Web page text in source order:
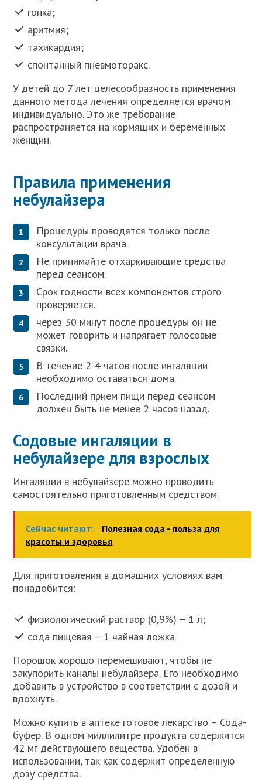
гонка;
аритмия;
тахикардия;
спонтанный пневмоторакс.
У детей до 7 лет целесообразность применения
данного метода лечения определяется врачом
индивидуально. Это же требование
распространяется на кормящих и беременных
женщин.
Правила применения
небулайзера
Процедуры проводятся только после
консультации врача.
Не принимайте отхаркивающие средства
перед сеансом.
Срок годности всех компонентов строго
проверяется.
через 30 минут после процедуры он не
может говорить и напрягает голосовые
связки.
В течение 2-4 часов после ингаляции
необходимо оставаться дома.
Последний прием пищи перед сеансом
должен быть не менее 2 часов назад.
Содовые ингаляции в
небулайзере для взрослых
Ингаляции в небулайзере можно проводить
самостоятельно приготовленным средством.
Сейчас читают:
Полезная сода - польза для
красоты и здоровья
Для приготовления в домашних условиях вам
понадобится:
физиологический раствор (0,9%) – 1 л;
сода пищевая – 1 чайная ложка
Порошок хорошо перемешивают, чтобы не
закупорить каналы небулайзера. Его необходимо
добавить в устройство в соответствии с дозой и
вдохнуть.
Можно купить в аптеке готовое лекарство – Сода-
буфер. В одном миллилитре продукта содержится
42 мг действующего вещества. Удобен в
использовании, так как содержит определенную
дозу средства.